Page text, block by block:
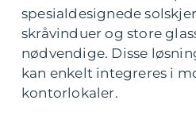
spesialdesignede
skråvinduer og store
nødvendige. Disse
kan enkelt integreres i
kontorlokaler.